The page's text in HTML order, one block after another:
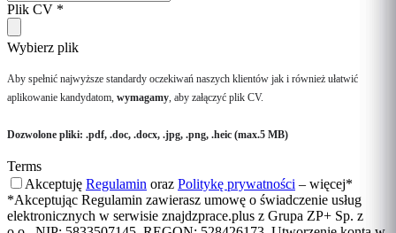
Plik CV *
Wybierz plik
Aby spełnić najwyższe standardy oczekiwań naszych klientów jak i również ułatwić
aplikowanie kandydatom, wymagamy, aby załączyć plik CV.
Dozwolone pliki: .pdf, .doc, .docx, .jpg, .png, .heic (max.5 MB)
Terms
Akceptuję Regulamin oraz Politykę prywatności – więcej*
*Akceptując Regulamin zawierasz umowę o świadczenie usług
elektronicznych w serwisie znajdzprace.plus z Grupa ZP+ Sp. z